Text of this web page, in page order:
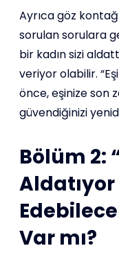
Ayrıca göz
sorulan sorulara
bir kadın sizi
veriyor olabilir.
önce, eşinize son
güvendiğinizi
Bölüm 2:
Var mı?